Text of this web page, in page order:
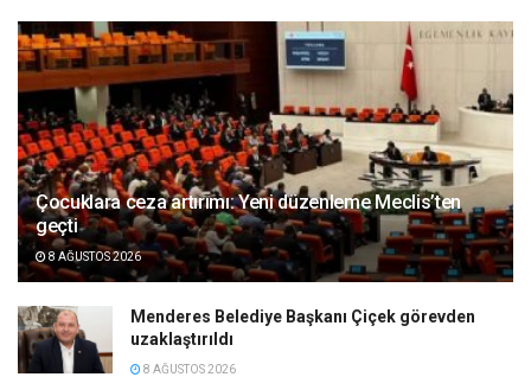
Çocuklara ceza artırımı: Yeni düzenleme Meclis’ten
geçti
8 AĞUSTOS 2026
Menderes Belediye Başkanı Çiçek görevden
uzaklaştırıldı
8 AĞUSTOS 2026